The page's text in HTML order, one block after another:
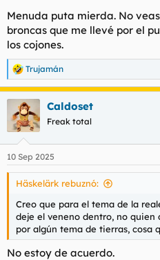
Aceptar cookies de terceros
Menuda puta mierda. No
broncas que me llevé por el
los cojones.
R
e
a
c
i
e
s
Trujamán
Caldoset
Freak total
10 Sep 2025
Häskelärk rebuznó:
Creo que para el tema de la
deje el veneno dentro, no quien
por algún tema de tierras, cosa
No estoy de acuerdo.